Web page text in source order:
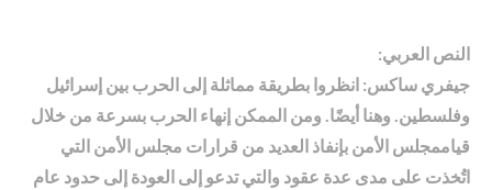
النص العربي:
جيفري ساكس: انظروا بطريقة مماثلة إلى الحرب بين إسرائيل
وفلسطين. وهنا أيضًا. ومن الممكن إنهاء الحرب بسرعة من خلال
قياممجلس الأمن بإنفاذ العديد من قرارات مجلس الأمن التي
اتُخذت على مدى عدة عقود والتي تدعو إلى العودة إلى حدود عام